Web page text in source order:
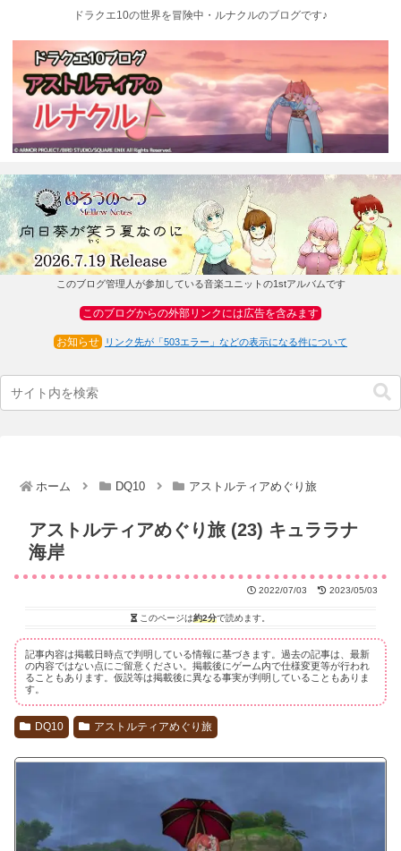
ドラクエ10の世界を冒険中・ルナクルのブログです♪
このブログ管理人が参加している音楽ユニットの1stアルバムです
このブログからの外部リンクには広告を含みます
お知らせ リンク先が「503エラー」などの表示になる件について
ホーム DQ10 アストルティアめぐり旅
アストルティアめぐり旅 (23) キュララナ
海岸
2022/07/03 2023/05/03
このページは約2分で読めます。
記事内容は掲載日時点で判明している情報に基づきます。過去の記事は、最新
の内容ではない点にご留意ください。掲載後にゲーム内で仕様変更等が行われ
ることもあります。仮説等は掲載後に異なる事実が判明していることもありま
す。
DQ10 アストルティアめぐり旅